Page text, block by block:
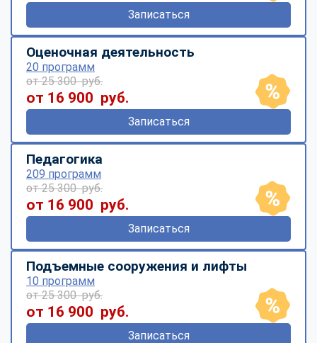
Записаться
Оценочная деятельность
20 программ
от 25 300 руб.
от 16 900 руб.
Записаться
Педагогика
209 программ
от 25 300 руб.
от 16 900 руб.
Записаться
Подъемные сооружения и лифты
10 программ
от 25 300 руб.
от 16 900 руб.
Записаться